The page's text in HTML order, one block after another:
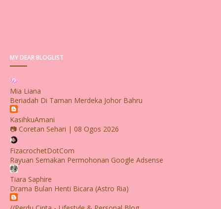
MY DEAR BLOGLIST
Mia Liana
Beriadah Di Taman Merdeka Johor Bahru
KasihkuAmani
📷 Coretan Sehari | 08 Ogos 2026
FizacrochetDotCom
Rayuan Semakan Permohonan Google Adsense
Tiara Saphire
Drama Bulan Henti Bicara (Astro Ria)